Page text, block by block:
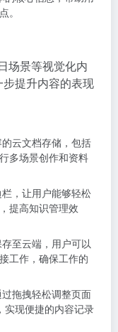
。
场景等视觉化内
提升内容的表现
云文档存储，包括
多场景创作和资料
，让用户能够轻松
提高知识管理效
存至云端，用户可以
工作，确保工作的
过拖拽轻松调整页面
实现便捷的内容记录